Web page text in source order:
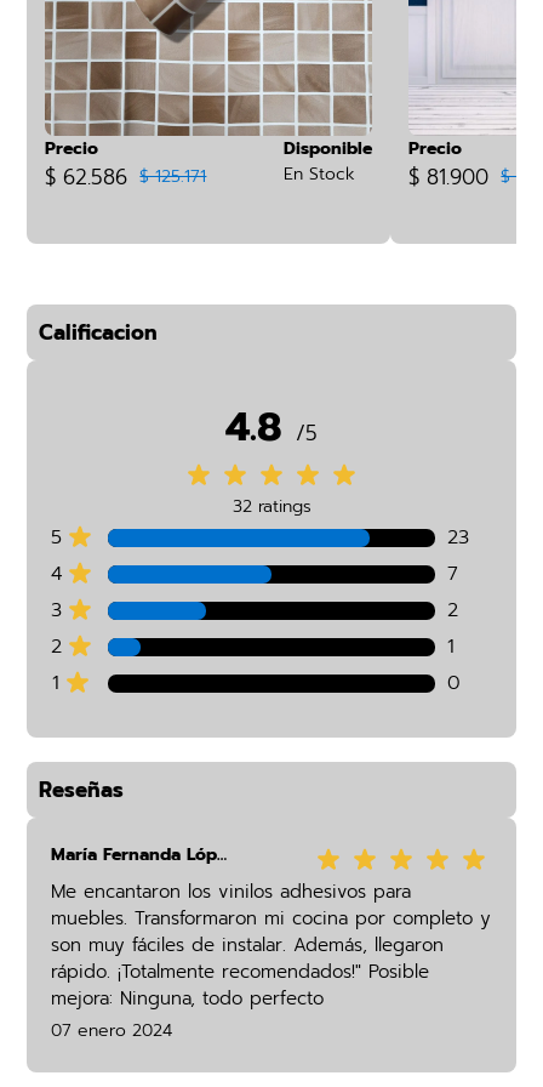
Precio
$ 62.586 $ 125.171
Disponible
En Stock
Precio
$ 81.900 $
Calificacion
4.8 /5
32 ratings
5
23
4
7
3
2
2
1
1
0
Reseñas
María Fernanda López
Me encantaron los vinilos adhesivos para
muebles. Transformaron mi cocina por completo y
son muy fáciles de instalar. Además, llegaron
rápido. ¡Totalmente recomendados!" Posible
mejora: Ninguna, todo perfecto
07 enero 2024